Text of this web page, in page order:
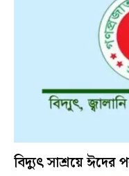
বিদ্যুৎ সাশ্রয়ে ঈদের